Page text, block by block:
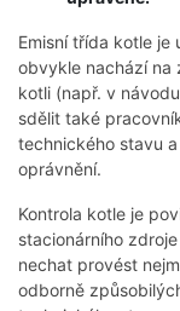
Emisní třída kotle
obvykle nachází na
kotli (např. v
sdělit také
technického stavu
oprávnění.
Kontrola kotle je
stacionárního
nechat provést
odborně